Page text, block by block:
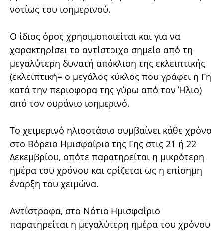
νοτίως του ισημερινού.
Ο ίδιος όρος χρησιμοποιείται και για να
χαρακτηρίσει το αντίστοιχο σημείο από τη
μεγαλύτερη δυνατή απόκλιση της εκλειπτικής
(εκλειπτική= ο μεγάλος κύκλος που γράφει η Γη
κατά την περιοφορα της γύρω από τον Ήλιο)
από τον ουράνιο ισημερινό.
Το χειμερινό ηλιοστάσιο συμβαίνει κάθε χρόνο
στο Βόρειο Ημισφαίριο της Γης στις 21 ή 22
Δεκεμβρίου, οπότε παρατηρείται η μικρότερη
ημέρα του χρόνου και ορίζεται ως η επίσημη
έναρξη του χειμώνα.
Αντίστροφα, στο Νότιο Ημισφαίριο
παρατηρείται η μεγαλύτερη ημέρα του χρόνου